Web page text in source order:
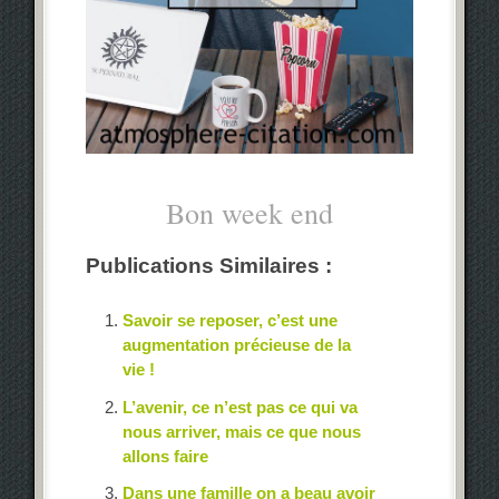
Bon week end
Publications Similaires :
Savoir se reposer, c’est une
augmentation précieuse de la
vie !
L’avenir, ce n’est pas ce qui va
nous arriver, mais ce que nous
allons faire
Dans une famille on a beau avoir